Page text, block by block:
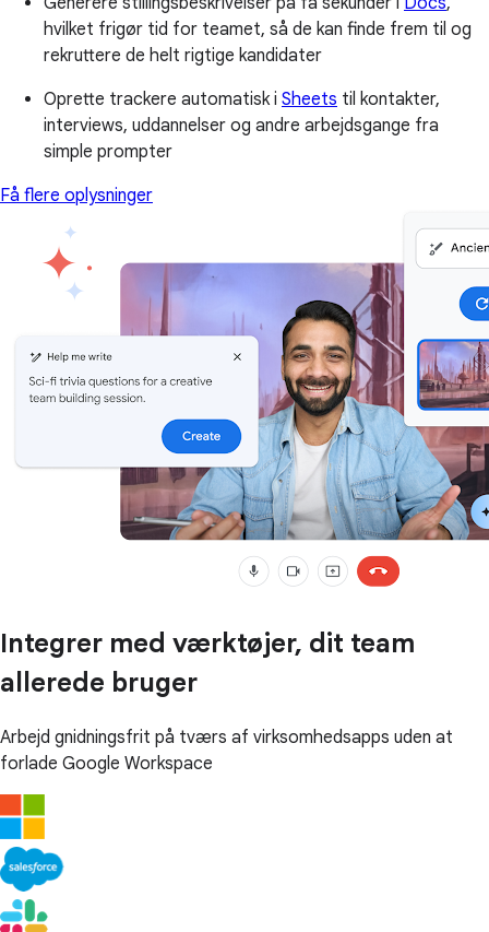
hvilket frigør tid for teamet, så de kan finde frem til og
rekruttere de helt rigtige kandidater
Oprette trackere automatisk i Sheets til kontakter,
interviews, uddannelser og andre arbejdsgange fra
simple prompter
Få flere oplysninger
Integrer med værktøjer, dit team
allerede bruger
Arbejd gnidningsfrit på tværs af virksomhedsapps uden at
forlade Google Workspace